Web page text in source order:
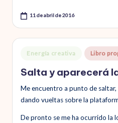
11 de abril de 2016
Publicado
Energía creativa Libro
Salta y aparecerá
Me encuentro a punto de
dando vueltas sobre la
De pronto se me ha ocurrido la